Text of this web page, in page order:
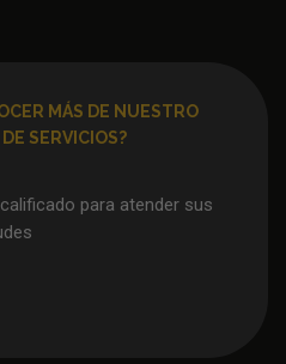
MÁS DE NUESTRO
SERVICIOS?
para atender sus